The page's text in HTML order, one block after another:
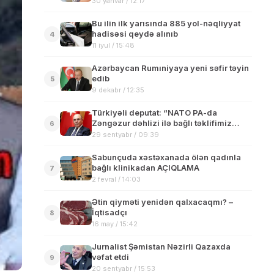
4
Bu ilin ilk yarısında 885 yol-nəqliyyat
hadisəsi qeydə alınıb
11 iyul / 15:48
5
Azərbaycan Rumıniyaya yeni səfir təyin
edib
9 dekabr / 12:35
6
Türkiyəli deputat: “NATO PA-da
Zəngəzur dəhlizi ilə bağlı təklifimiz
qəbul edilib”
29 sentyabr / 09:39
7
Sabunçuda xəstəxanada ölən qadınla
bağlı klinikadan AÇIQLAMA
2 fevral / 14:03
8
Ətin qiyməti yenidən qalxacaqmı? –
İqtisadçı
16 may / 15:42
9
Jurnalist Şəmistan Nəzirli Qazaxda
vəfat etdi
20 sentyabr / 15:53